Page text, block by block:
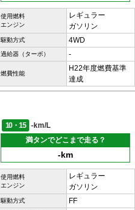
使用燃料
エンジン
レギュラー
ガソリン
駆動方式 4WD
過給器（ターボ） -
燃費性能
H22年度燃費基準
達成
10・15
-km/L
満タンでどこまで走る？
-km
使用燃料
エンジン
レギュラー
ガソリン
駆動方式 FF